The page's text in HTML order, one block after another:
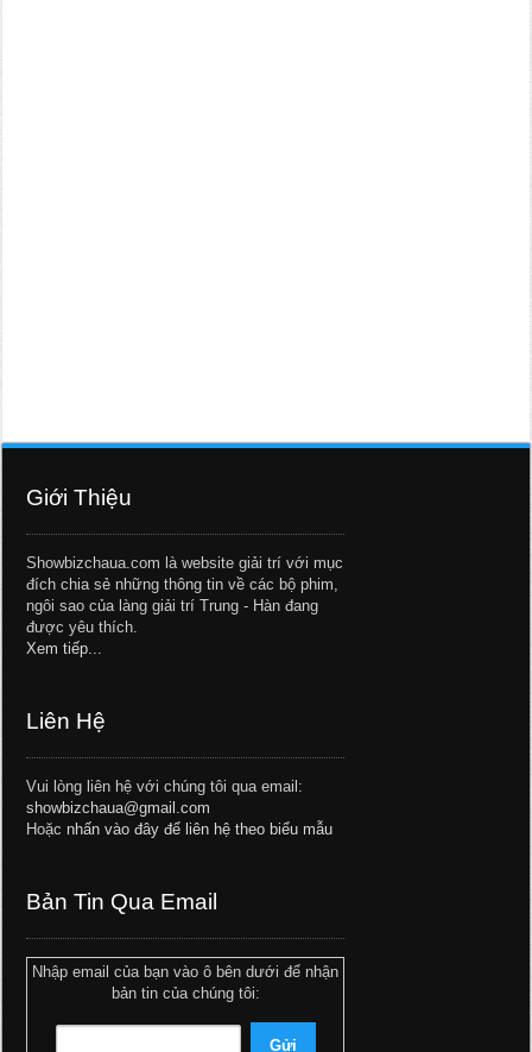
Giới Thiệu
Showbizchaua.com là website giải trí với mục
đích chia sẻ những thông tin về các bộ phim,
ngôi sao của làng giải trí Trung - Hàn đang
được yêu thích.
Xem tiếp...
Liên Hệ
Vui lòng liên hệ với chúng tôi qua email:
showbizchaua@gmail.com
Hoặc nhấn vào đây để liên hệ theo biểu mẫu
Bản Tin Qua Email
Nhập email của bạn vào ô bên dưới để nhận
bản tin của chúng tôi: